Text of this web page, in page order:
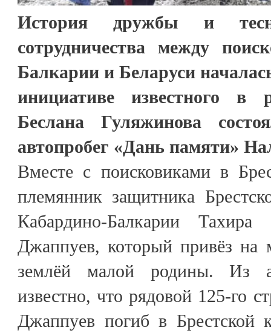
История дружбы и
сотрудничества между
Балкарии и Беларуси
инициативе известного в
Беслана Гуляжинова
автопробег «Дань памяти»
Вместе с поисковиками в
племянник защитника
Кабардино-Балкарии
Джаппуев, который привёз на
землёй малой родины. Из
известно, что рядовой 125-го
Джаппуев погиб в Брестской